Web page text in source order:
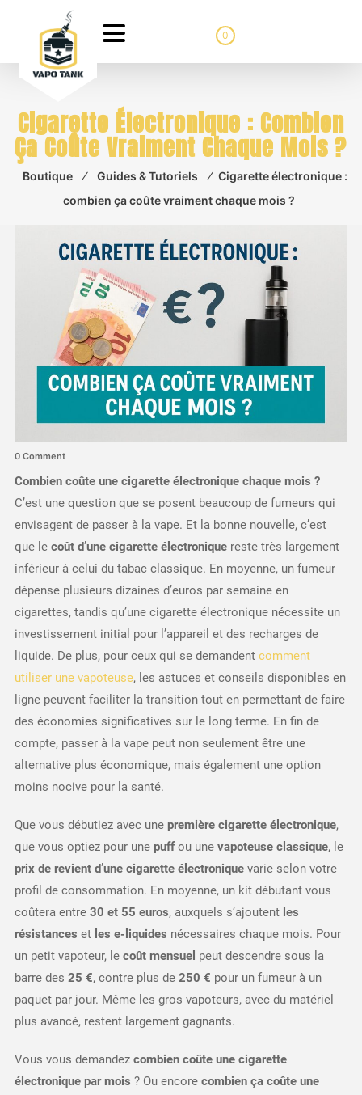
0
Cigarette Électronique : Combien
Ça Coûte Vraiment Chaque Mois ?
Boutique ⁄ Guides & Tutoriels ⁄ Cigarette électronique :
combien ça coûte vraiment chaque mois ?
0 Comment
Combien coûte une cigarette électronique chaque mois ?
C’est une question que se posent beaucoup de fumeurs qui
envisagent de passer à la vape. Et la bonne nouvelle, c’est
que le coût d’une cigarette électroniquereste très largement
inférieur à celui du tabac classique. En moyenne, un fumeur
dépense plusieurs dizaines d’euros par semaine en
cigarettes, tandis qu’une cigarette électronique nécessite un
investissement initial pour l’appareil et des recharges de
liquide. De plus, pour ceux qui se demandent comment
utiliser une vapoteuse, les astuces et conseils disponibles en
ligne peuvent faciliter la transition tout en permettant de faire
des économies significatives sur le long terme. En fin de
compte, passer à la vape peut non seulement être une
alternative plus économique, mais également une option
moins nocive pour la santé.
Que vous débutiez avec une première cigarette électronique,
que vous optiez pour une puffou une vapoteuse classique, le
prix de revient d’une cigarette électroniquevarie selon votre
profil de consommation. En moyenne, un kit débutant vous
coûtera entre 30 et 55 euros, auxquels s’ajoutent les
résistances et les e-liquides nécessaires chaque mois. Pour
un petit vapoteur, le coût mensuel peut descendre sous la
barre des 25 €, contre plus de 250 € pour un fumeur à un
paquet par jour. Même les gros vapoteurs, avec du matériel
plus avancé, restent largement gagnants.
Vous vous demandez combien coûte une cigarette
électronique par mois ? Ou encore combien ça coûte une